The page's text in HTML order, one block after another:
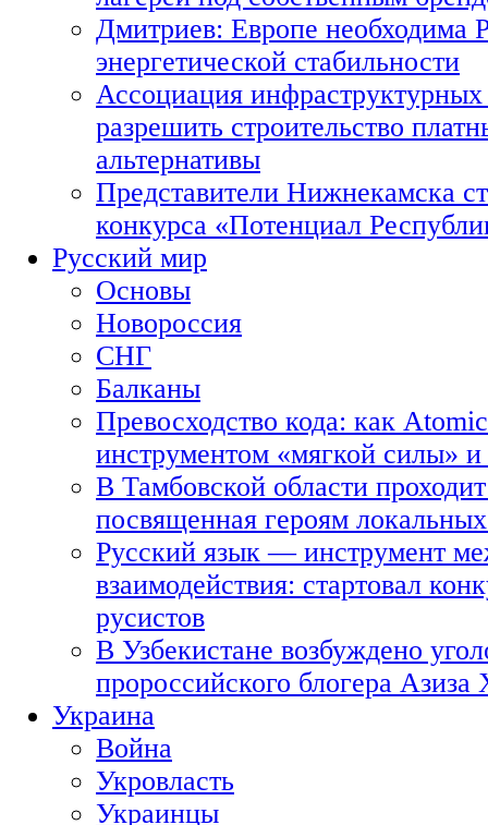
Дмитриев: Европе необходима
энергетической стабильности
Ассоциация
разрешить строительство
альтернативы
Представители Нижнекамска
конкурса «Потенциал
Русский мир
Основы
Новороссия
СНГ
Балканы
Превосходство кода: как
инструментом «мягкой силы» и
В Тамбовской области
посвященная героям
Русский язык — инструмент
взаимодействия: стартовал
русистов
В Узбекистане возбуждено
пророссийского блогера Азиза
Украина
Война
Укровласть
Украинцы